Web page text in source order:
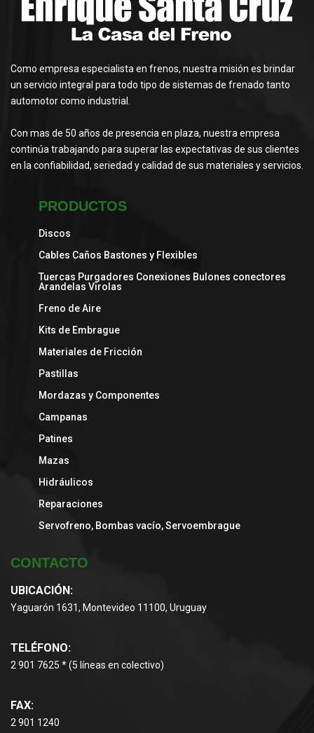
Como empresa especialista en frenos, nuestra misión es brindar
un servicio integral para todo tipo de sistemas de frenado tanto
automotor como industrial.
Con mas de 50 años de presencia en plaza, nuestra empresa
continúa trabajando para superar las expectativas de sus clientes
en la confiabilidad, seriedad y calidad de sus materiales y servicios.
PRODUCTOS
Discos
Cables Caños Bastones y Flexibles
Tuercas Purgadores Conexiones Bulones conectores
Arandelas Virolas
Freno de Aire
Kits de Embrague
Materiales de Fricción
Pastillas
Mordazas y Componentes
Campanas
Patines
Mazas
Hidráulicos
Reparaciones
Servofreno, Bombas vacío, Servoembrague
CONTACTO
UBICACIÓN:
Yaguarón 1631, Montevideo 11100, Uruguay
TELÉFONO:
2 901 7625 * (5 líneas en colectivo)
FAX:
2 901 1240